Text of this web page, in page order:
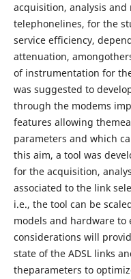
acquisition, analysis and
telephonelines, for the
service efficiency,
attenuation,
of instrumentation for
was suggested to
through the modems
features allowing
parameters and which
this aim, a tool was
for the acquisition,
associated to the link
i.e., the tool can be
models and hardware to
considerations will
state of the ADSL links
theparameters to